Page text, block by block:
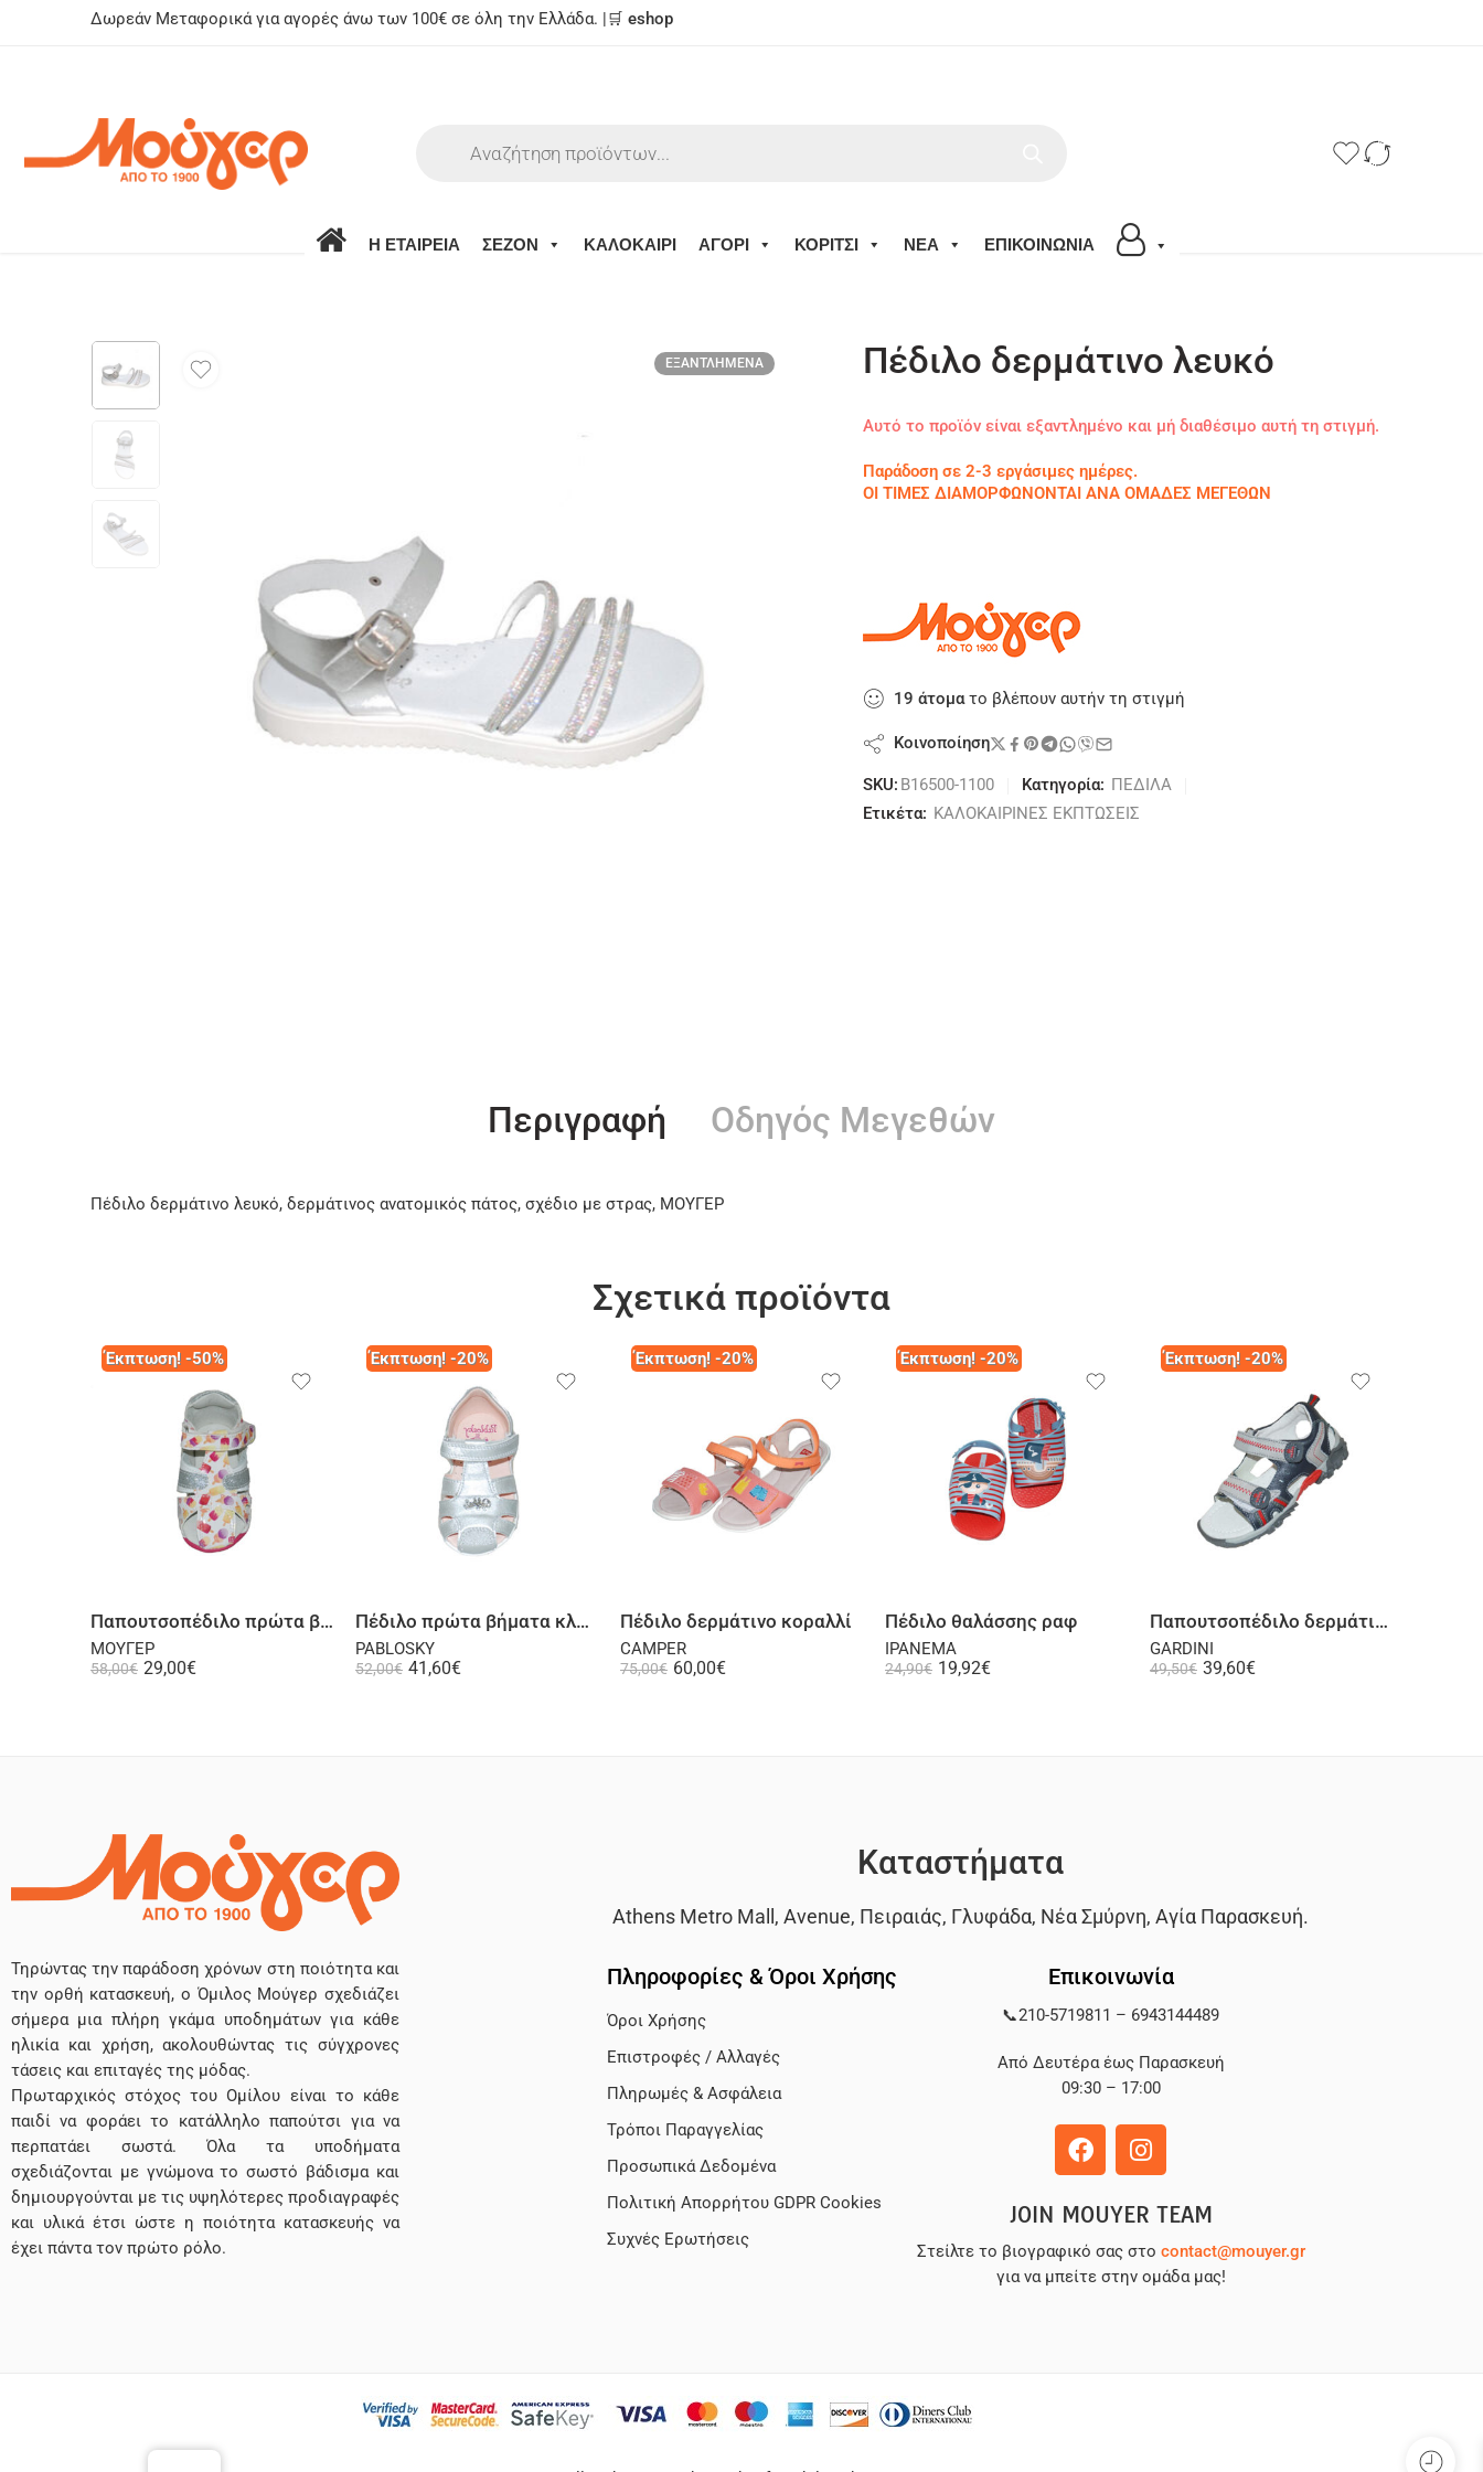
Δωρεάν Μεταφορικά για αγορές άνω των 100€ σε όλη την Ελλάδα. |🛒 eshop
Η ΕΤΑΙΡΕΙΑ ΣΕΖΟΝ ΚΑΛΟΚΑΙΡΙ ΑΓΟΡΙ ΚΟΡΙΤΣΙ ΝΕΑ ΕΠΙΚΟΙΝΩΝΙΑ
ΕΞΑΝΤΛΗΜΈΝΑ Πέδιλο δερμάτινο λευκό
Αυτό το προϊόν είναι εξαντλημένο και μή διαθέσιμο αυτή τη στιγμή.
Παράδοση σε 2-3 εργάσιμες ημέρες.
ΟΙ ΤΙΜΕΣ ΔΙΑΜΟΡΦΩΝΟΝΤΑΙ ΑΝΑ ΟΜΑΔΕΣ ΜΕΓΕΘΩΝ
19 άτοματο βλέπουν αυτήν τη στιγμή
Κοινοποίηση
SKU: B16500-1100 Κατηγορία: ΠΕΔΙΛΑ
Ετικέτα: ΚΑΛΟΚΑΙΡΙΝΕΣ ΕΚΠΤΩΣΕΙΣ
Περιγραφή Οδηγός Μεγεθών
Πέδιλο δερμάτινο λευκό, δερμάτινος ανατομικός πάτος, σχέδιο με στρας, ΜΟΥΓΕΡ
Σχετικά προϊόντα
Έκπτωση! -50%
Παπουτσοπέδιλο πρώτα βήματα ψηλή φτέρνα δερμάτινο λουστρίνι πολύχρωμο
ΜΟΥΓΕΡ
58,00€ 29,00€
Έκπτωση! -20%
Πέδιλο πρώτα βήματα κλειστή φτέρνα δερμάτινο σε ασημί
PABLOSKY
52,00€ 41,60€
Έκπτωση! -20%
Πέδιλο δερμάτινο κοραλλί
CAMPER
75,00€ 60,00€
Έκπτωση! -20%
Πέδιλο θαλάσσης ραφ
IPANEMA
24,90€ 19,92€
Έκπτωση! -20%
Παπουτσοπέδιλο δερμάτινο σε μπλε
GARDINI
49,50€ 39,60€
Τηρώντας την παράδοση χρόνων στη ποιότητα και
την ορθή κατασκευή, ο Όμιλος Μούγερ σχεδιάζει
σήμερα μια πλήρη γκάμα υποδημάτων για κάθε
ηλικία και χρήση, ακολουθώντας τις σύγχρονες
τάσεις και επιταγές της μόδας.
Πρωταρχικός στόχος του Ομίλου είναι το κάθε
παιδί να φοράει το κατάλληλο παπούτσι για να
περπατάει σωστά. Όλα τα υποδήματα
σχεδιάζονται με γνώμονα το σωστό βάδισμα και
δημιουργούνται με τις υψηλότερες προδιαγραφές
και υλικά έτσι ώστε η ποιότητα κατασκευής να
έχει πάντα τον πρώτο ρόλο.
Καταστήματα
Athens Metro Mall , Avenue, Πειραιάς, Γλυφάδα, Νέα Σμύρνη, Αγία Παρασκευή.
Πληροφορίες & Όροι Χρήσης
Όροι Χρήσης
Επιστροφές / Αλλαγές
Πληρωμές & Ασφάλεια
Τρόποι Παραγγελίας
Προσωπικά Δεδομένα
Πολιτική Απορρήτου GDPR Cookies
Συχνές Ερωτήσεις
Επικοινωνία
📞210-5719811 – 6943144489
Από Δευτέρα έως Παρασκευή
09:30 – 17:00
JOIN MOUYER TEAM
Στείλτε το βιογραφικό σας στο contact@mouyer.gr
για να μπείτε στην ομάδα μας!